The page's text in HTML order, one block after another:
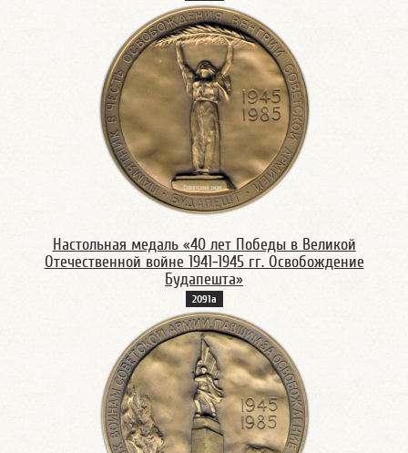
Настольная медаль «40 лет Победы в Великой
Отечественной войне 1941-1945 гг. Освобождение
Будапешта»
2091а